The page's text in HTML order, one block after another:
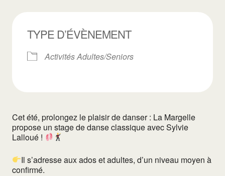
TYPE D’ÉVÈNEMENT
Activités Adultes/Seniors
Cet été, prolongez le plaisir de danser : La Margelle
propose un stage de danse classique avec Sylvie
Lalloué !
Il s’adresse aux ados et adultes, d’un niveau moyen à
confirmé.